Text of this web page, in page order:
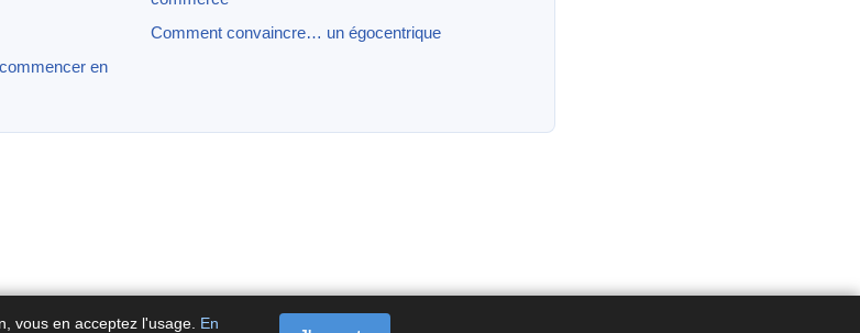
en
Comment convaincre… un égocentrique
vous en acceptez l'usage. En